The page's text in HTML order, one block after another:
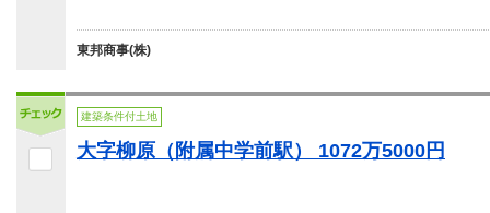
東邦商事(株)
建築条件付土地
大字柳原（附属中学前駅） 1072万5000円